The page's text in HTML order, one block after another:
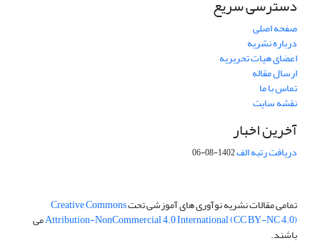
دسترسی سریع
صفحه اصلی
درباره نشریه
اعضای هیات تحریریه
ارسال مقاله
تماس با ما
نقشه سایت
آخرین اخبار
دریافت رتبه الف1402-08-06
تمامی مقالات نشریه نوآوری های آموزشی تحتCreative Commons
Attribution-NonCommercial 4.0 International (CC BY-NC 4.0)می
باشند.